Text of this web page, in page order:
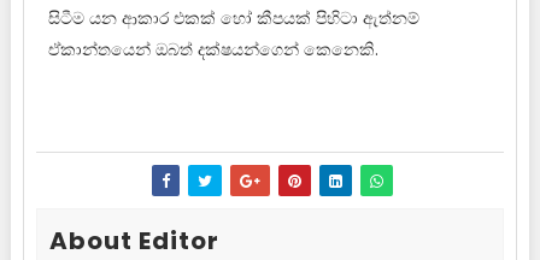
සිටීම යන ආකාර එකක් හෝ කීපයක් පිහිටා ඇත්නම්
ඒකාන්තයෙන් ඔබත් දක්ෂයන්ගෙන් කෙනෙකි.
About Editor